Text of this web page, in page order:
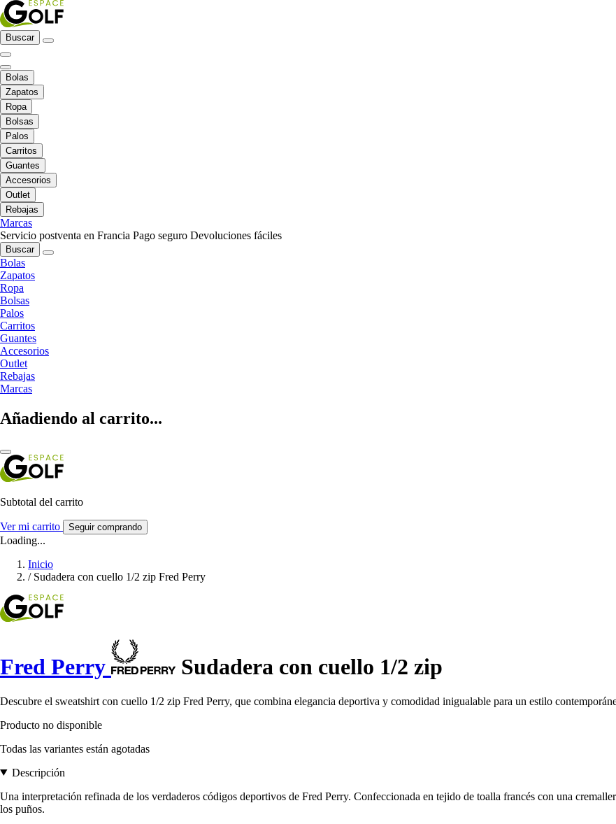
Buscar
Bolas
Zapatos
Ropa
Bolsas
Palos
Carritos
Guantes
Accesorios
Outlet
Rebajas
Marcas
Servicio postventa en Francia Pago seguro Devoluciones fáciles
Buscar
Bolas
Zapatos
Ropa
Bolsas
Palos
Carritos
Guantes
Accesorios
Outlet
Rebajas
Marcas
Añadiendo al carrito...
Subtotal del carrito
Ver mi carrito Seguir comprando
Loading...
Inicio
/ Sudadera con cuello 1/2 zip Fred Perry
Fred Perry Sudadera con cuello 1/2 zip
Descubre el sweatshirt con cuello 1/2 zip Fred Perry, que combina elegancia deportiva y comodidad inigualable para un estilo
Producto no disponible
Todas las variantes están agotadas
Descripción
Una interpretación refinada de los verdaderos códigos deportivos de Fred Perry. Confeccionada en tejido de toalla francés con una
los puños.